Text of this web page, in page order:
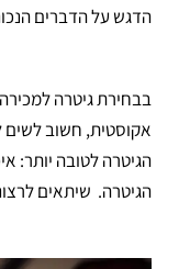
הדגש על הדברים
בבחירת גיטרה
אקוסטית, חשוב
הגיטרה לטובה יותר:
הגיטרה. שיתאים